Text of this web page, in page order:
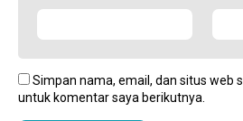
Simpan nama, email, dan situs web
untuk komentar saya berikutnya.